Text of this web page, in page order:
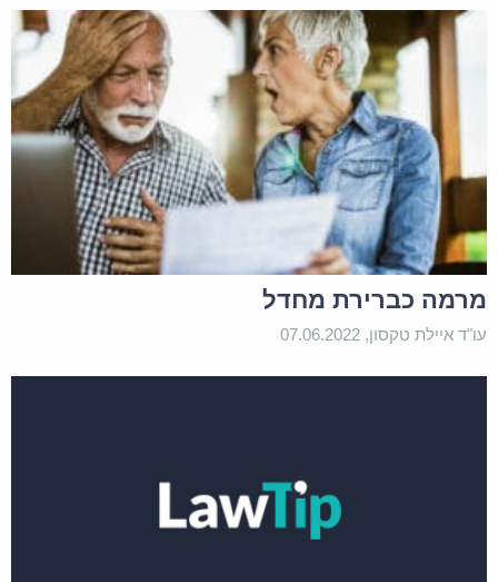
מרמה כברירת מחדל
עו"ד איילת טקסון, 07.06.2022